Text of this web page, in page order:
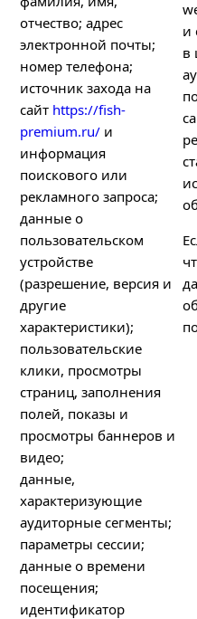
отчество; адрес
электронной почты;
номер телефона;
источник захода на
сайт https://fish-
premium.ru/ и
информация
поискового или
рекламного запроса;
данные о
пользовательском
устройстве
(разрешение, версия и
другие
характеристики);
пользовательские
клики, просмотры
страниц, заполнения
полей, показы и
просмотры баннеров и
видео;
данные,
характеризующие
аудиторные сегменты;
параметры сессии;
данные о времени
посещения;
идентификатор
и
в